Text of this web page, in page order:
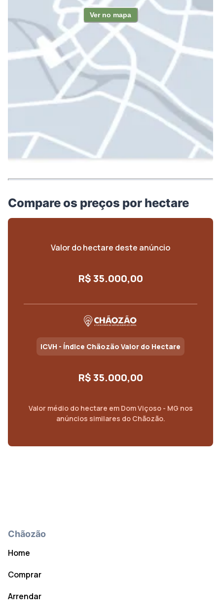
Ver no mapa
Compare os preços por hectare
Valor do hectare deste anúncio
R$ 35.000,00
ICVH - Índice Chãozão Valor do Hectare
R$ 35.000,00
Valor médio do hectare emDom Viçoso - MG nos
anúncios similares do Chãozão.
Chãozão
Home
Comprar
Arrendar